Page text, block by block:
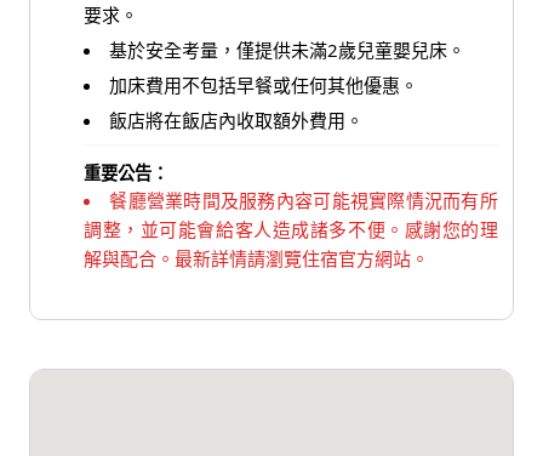
要求。
基於安全考量，僅提供未滿2歲兒童嬰兒床。
加床費用不包括早餐或任何其他優惠。
飯店將在飯店內收取額外費用。
重要公告：
餐廳營業時間及服務內容可能視實際情況而有所
調整，並可能會給客人造成諸多不便。感謝您的理
解與配合。最新詳情請瀏覽住宿官方網站。